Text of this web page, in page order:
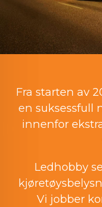
Fra starten av
en suksessfull
innenfor
Ledhobby
Vi jobber